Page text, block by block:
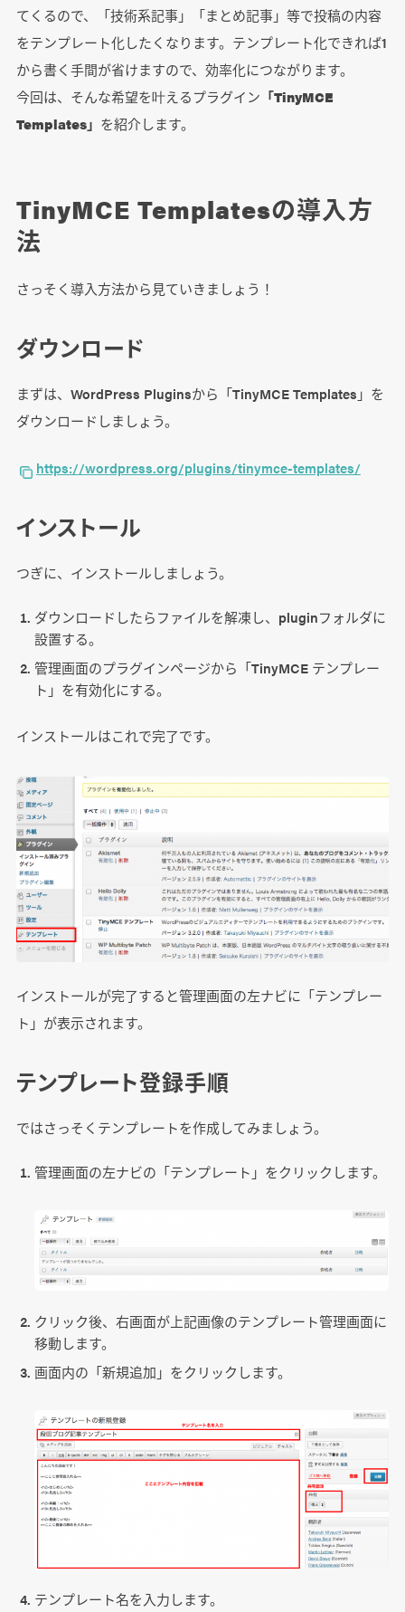
てくるので、「技術系記事」「まとめ記事」等で投稿の内容
をテンプレート化したくなります。テンプレート化できれば1
から書く手間が省けますので、効率化につながります。
今回は、そんな希望を叶えるプラグイン 「TinyMCE
Templates」 を紹介します。
TinyMCE Templatesの導入方
法
さっそく導入方法から見ていきましょう！
ダウンロード
まずは、WordPress Pluginsから「TinyMCE Templates」を
ダウンロードしましょう。
https://wordpress.org/plugins/tinymce-templates/
インストール
つぎに、インストールしましょう。
ダウンロードしたらファイルを解凍し、pluginフォルダに
設置する。
管理画面のプラグインページから「TinyMCE テンプレー
ト」を有効化にする。
インストールはこれで完了です。
インストールが完了すると管理画面の左ナビに「テンプレー
ト」が表示されます。
テンプレート登録手順
ではさっそくテンプレートを作成してみましょう。
管理画面の左ナビの「テンプレート」をクリックします。
クリック後、右画面が上記画像のテンプレート管理画面に
移動します。
画面内の「新規追加」をクリックします。
テンプレート名を入力します。